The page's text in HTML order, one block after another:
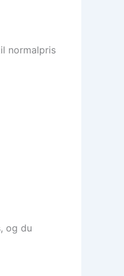
normalpris
og du